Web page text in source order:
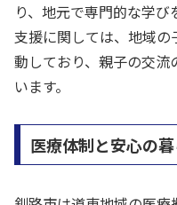
り、地元で専門的な学
支援に関しては、地域
動しており、親子の交流
います。
医療体制と安心の